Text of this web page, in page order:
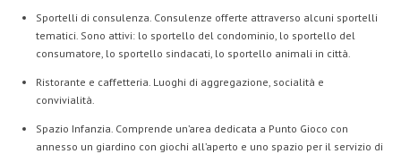
Sportelli di consulenza. Consulenze offerte attraverso alcuni sportelli
tematici. Sono attivi: lo sportello del condominio, lo sportello del
consumatore, lo sportello sindacati, lo sportello animali in città.
Ristorante e caffetteria. Luoghi di aggregazione, socialità e
convivialità.
Spazio Infanzia. Comprende un’area dedicata a Punto Gioco con
annesso un giardino con giochi all’aperto e uno spazio per il servizio di